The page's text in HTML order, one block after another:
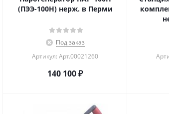
(ПЭЭ-100Н) нерж. в Перми
Под заказ
Артикул: Арт.00021260
140 100₽